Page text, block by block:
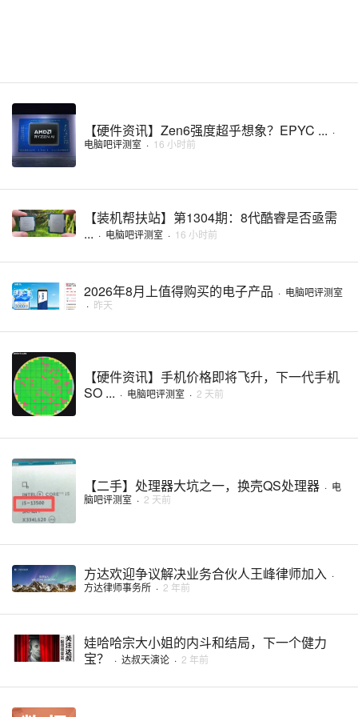
【硬件资讯】Zen6强度超乎想象？EPYC ... ·
电脑吧评测室 · 16 小时前
【装机帮扶站】第1304期：8代酷睿是否亟需
... · 电脑吧评测室 · 16 小时前
2026年8月上值得购买的电子产品 · 电脑吧评测室
· 昨天
【硬件资讯】手机价格即将飞升，下一代手机
SO ... · 电脑吧评测室 · 2 天前
【二手】处理器大坑之一，换壳QS处理器 · 电
脑吧评测室 · 2 天前
方达欢迎争议解决业务合伙人王峰律师加入 ·
方达律师事务所 · 2 年前
娃哈哈宗大小姐的内斗和结局，下一个健力
宝？
· 达叔天演论 · 2 年前